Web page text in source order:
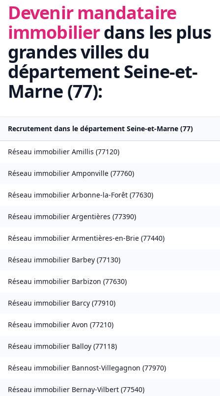
Devenir mandataire
immobilierdans les plus
grandes villes du
départementSeine-et-
Marne (77):
Recrutement dans le département Seine-et-Marne (77)
Réseau immobilier Amillis (77120)
Réseau immobilier Amponville (77760)
Réseau immobilier Arbonne-la-Forêt (77630)
Réseau immobilier Argentières (77390)
Réseau immobilier Armentières-en-Brie (77440)
Réseau immobilier Barbey (77130)
Réseau immobilier Barbizon (77630)
Réseau immobilier Barcy (77910)
Réseau immobilier Avon (77210)
Réseau immobilier Balloy (77118)
Réseau immobilier Bannost-Villegagnon (77970)
Réseau immobilier Bernay-Vilbert (77540)